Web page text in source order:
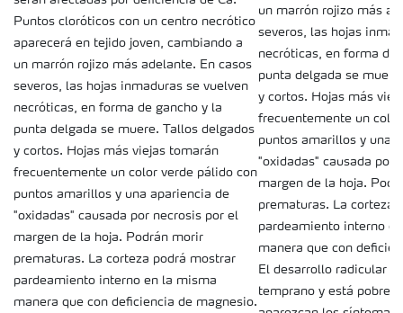
Puntos cloróticos con un centro necrótico
aparecerá en tejido joven, cambiando a
un marrón rojizo más adelante. En casos
severos, las hojas inmaduras se vuelven
necróticas, en forma de gancho y la
punta delgada se muere. Tallos delgados
y cortos. Hojas más viejas tomarán
frecuentemente un color verde pálido con
puntos amarillos y una apariencia de
"oxidadas" causada por necrosis por el
margen de la hoja. Podrán morir
prematuras. La corteza podrá mostrar
pardeamiento interno en la misma
manera que con deficiencia de magnesio.
un marrón rojizo más
severos, las hojas
necróticas, en forma de
punta delgada se
y cortos. Hojas más
frecuentemente un
puntos amarillos y una
"oxidadas" causada por
margen de la hoja.
prematuras. La corteza
pardeamiento interno
manera que con
El desarrollo radicular
temprano y está pobre